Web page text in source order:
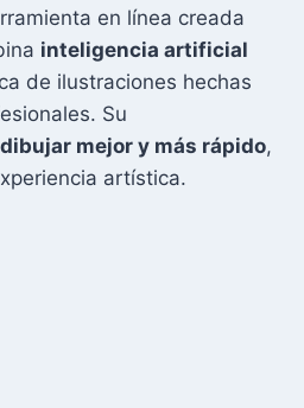
en línea creada
inteligencia artificial
de ilustraciones hechas
Su
mejor y más rápido,
artística.